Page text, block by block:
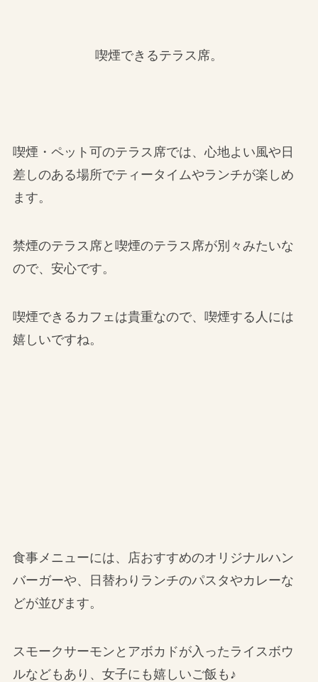
喫煙できるテラス席。
喫煙・ペット可のテラス席では、心地よい風や日
差しのある場所でティータイムやランチが楽しめ
ます。
禁煙のテラス席と喫煙のテラス席が別々みたいな
ので、安心です。
喫煙できるカフェは貴重なので、喫煙する人には
嬉しいですね。
食事メニューには、店おすすめのオリジナルハン
バーガーや、日替わりランチのパスタやカレーな
どが並びます。
スモークサーモンとアボカドが入ったライスボウ
ルなどもあり、女子にも嬉しいご飯も♪